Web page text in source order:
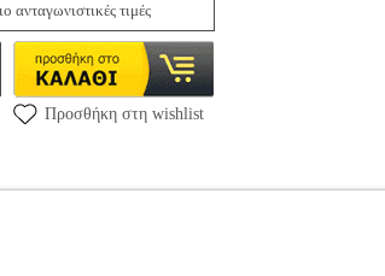
ανταγωνιστικές τιμές
Προσθήκη στη wishlist